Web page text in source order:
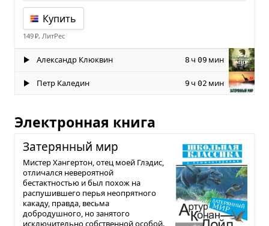
Купить
149 ₽, ЛитРес
Александр Клюквин 8 ч 09 мин
Петр Каледин 9 ч 02 мин
Электронная книга
Зате­рян­ный мир
Мистер Хангертон, отец моей Глэдис,
отличался невероятной
бестактностью и был похож на
распушившего перья неопрятного
какаду, правда, весьма
добродушного, но занятого
исключительно собственной особой.